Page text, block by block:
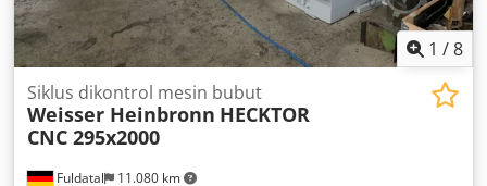
1 /8
Fuldatal 11.080 km
Siklus dikontrol mesin bubut
Weisser Heinbronn HECKTOR
CNC 295x2000